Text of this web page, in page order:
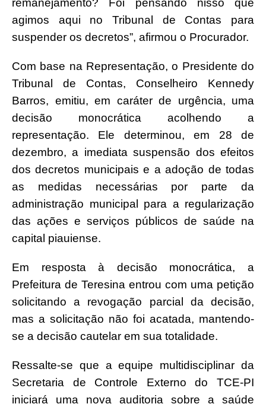
agimos aqui no Tribunal de Contas para
suspender os decretos”, afirmou o Procurador.
Com base na Representação, o Presidente do
Tribunal de Contas, Conselheiro Kennedy
Barros, emitiu, em caráter de urgência, uma
decisão monocrática acolhendo a
representação. Ele determinou, em 28 de
dezembro, a imediata suspensão dos efeitos
dos decretos municipais e a adoção de todas
as medidas necessárias por parte da
administração municipal para a regularização
das ações e serviços públicos de saúde na
capital piauiense.
Em resposta à decisão monocrática, a
Prefeitura de Teresina entrou com uma petição
solicitando a revogação parcial da decisão,
mas a solicitação não foi acatada, mantendo-
se a decisão cautelar em sua totalidade.
Ressalte-se que a equipe multidisciplinar da
Secretaria de Controle Externo do TCE-PI
iniciará uma nova auditoria sobre a saúde